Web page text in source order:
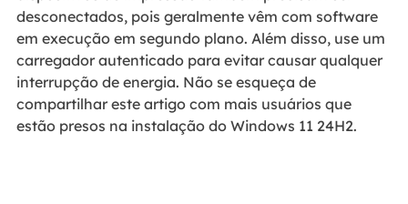
desconectados, pois geralmente vêm com software
em execução em segundo plano. Além disso, use um
carregador autenticado para evitar causar qualquer
interrupção de energia. Não se esqueça de
compartilhar este artigo com mais usuários que
estão presos na instalação do Windows 11 24H2.